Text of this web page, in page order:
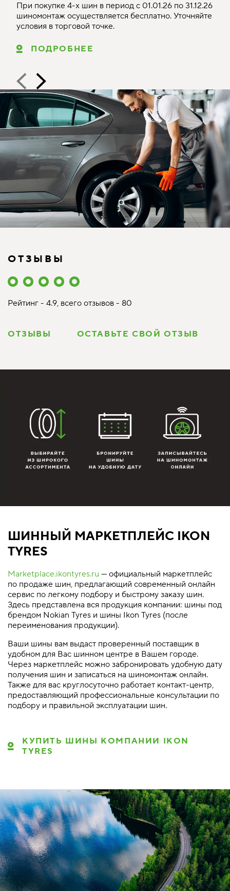
При покупке 4-х шин в период с 01.01.26 по 31.12.26
шиномонтаж осуществляется бесплатно. Уточняйте
условия в торговой точке.
ПОДРОБНЕЕ
ОТЗЫВЫ
Рейтинг - 4.9, всего отзывов - 80
ОТЗЫВЫ ОСТАВЬТЕ СВОЙ ОТЗЫВ
ШИННЫЙ МАРКЕТПЛЕЙС IKON
TYRES
Marketplace.ikontyres.ru — официальный маркетплейс
по продаже шин, предлагающий современный онлайн
сервис по легкому подбору и быстрому заказу шин.
Здесь представлена вся продукция компании: шины под
брендом Nokian Tyres и шины Ikon Tyres (после
переименования продукции).
Ваши шины вам выдаст проверенный поставщик в
удобном для Вас шинном центре в Вашем городе.
Через маркетплейс можно забронировать удобную дату
получения шин и записаться на шиномонтаж онлайн.
Также для вас круглосуточно работает контакт-центр,
предоставляющий профессиональные консультации по
подбору и правильной эксплуатации шин.
КУПИТЬ ШИНЫ КОМПАНИИ IKON
TYRES